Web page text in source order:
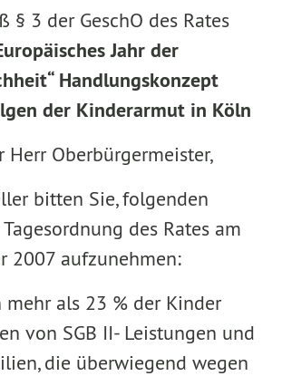
§ 3 der GeschO des Rates
Jahr der
Handlungskonzept
der Kinderarmut in Köln
Herr Oberbürgermeister,
bitten Sie, folgenden
des Rates am
2007 aufzunehmen:
mehr als 23 % der Kinder
von SGB II- Leistungen und
die überwiegend wegen